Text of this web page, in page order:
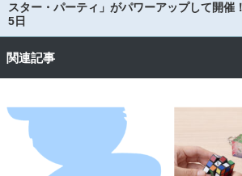
スター・パーティ」がパワーアップして開催
5日
関連記事